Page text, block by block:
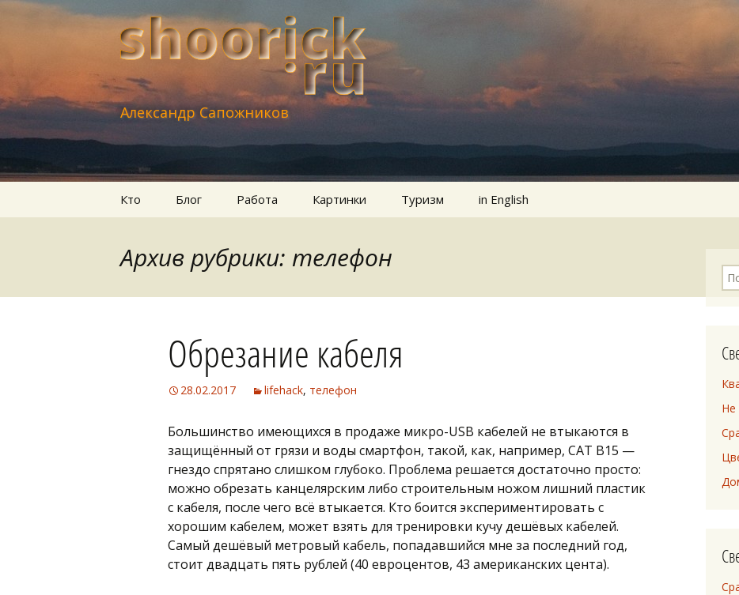
Александр Сапожников
Кто Блог Работа Картинки Туризм in English
Архив рубрики: телефон
Обрезание кабеля
28.02.2017 lifehack, телефон
Большинство имеющихся в продаже микро-USB кабелей не втыкаются в
защищённый от грязи и воды смартфон, такой, как, например, CAT B15 —
гнездо спрятано слишком глубоко. Проблема решается достаточно просто:
можно обрезать канцелярским либо строительным ножом лишний пластик
с кабеля, после чего всё втыкается. Кто боится экспериментировать с
хорошим кабелем, может взять для тренировки кучу дешёвых кабелей.
Самый дешёвый метровый кабель, попадавшийся мне за последний год,
стоит двадцать пять рублей (40 евроцентов, 43 американских цента).
Не